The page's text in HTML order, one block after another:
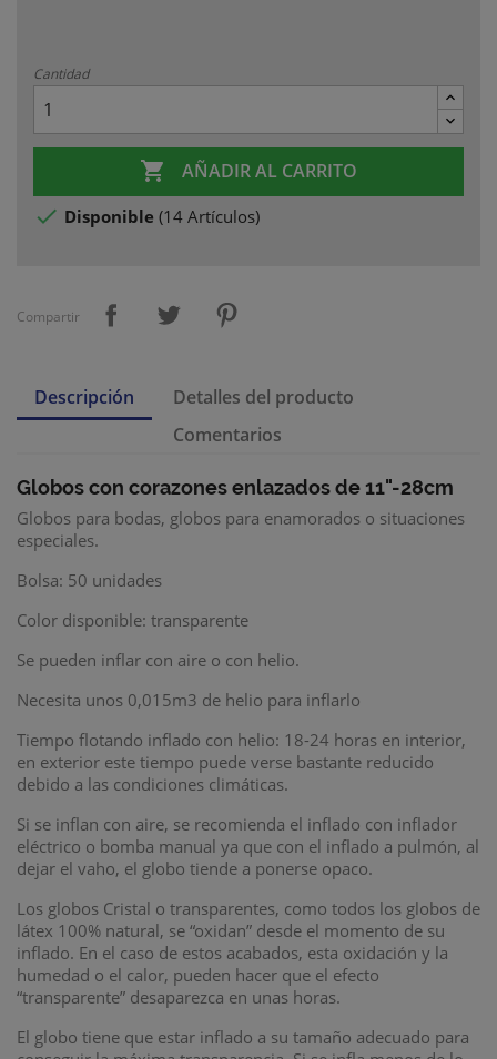
Cantidad
 AÑADIR AL CARRITO
 Disponible (14 Artículos)
Compartir
Descripción
Detalles del producto
Comentarios
Globos con corazones enlazados de 11"-28cm
Globos para bodas, globos para enamorados o situaciones
especiales.
Bolsa: 50 unidades
Color disponible: transparente
Se pueden inflar con aire o con helio.
Necesita unos 0,015m3 de helio para inflarlo
Tiempo flotando inflado con helio: 18-24 horas en interior,
en exterior este tiempo puede verse bastante reducido
debido a las condiciones climáticas.
Si se inflan con aire, se recomienda el inflado con inflador
eléctrico o bomba manual ya que con el inflado a pulmón, al
dejar el vaho, el globo tiende a ponerse opaco.
Los globos Cristal o transparentes, como todos los globos de
látex 100% natural, se “oxidan” desde el momento de su
inflado. En el caso de estos acabados, esta oxidación y la
humedad o el calor, pueden hacer que el efecto
“transparente” desaparezca en unas horas.
El globo tiene que estar inflado a su tamaño adecuado para